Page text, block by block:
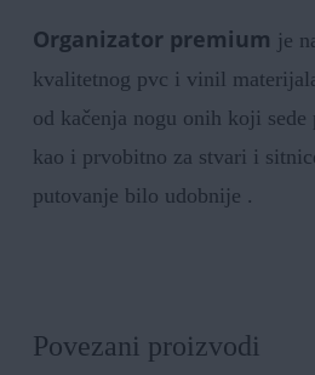
Organizator premium je
kvalitetnog pvc i vinil
od kačenja nogu onih koji
kao i prvobitno za stvari i
putovanje bilo udobnije .
Povezani proizvodi